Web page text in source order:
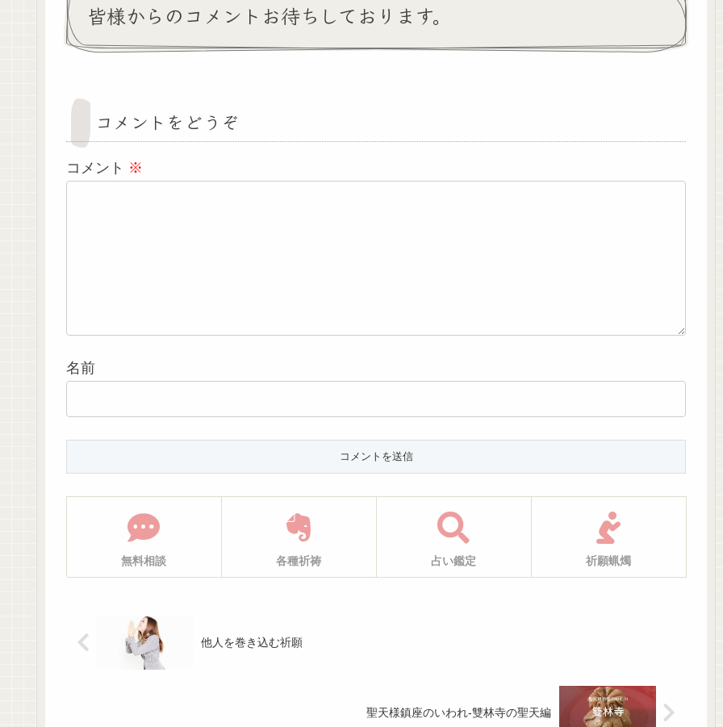
皆様からのコメントお待ちしております。
コメントをどうぞ
コメント ※
名前
無料相談 各種祈祷 占い鑑定 祈願蝋燭
他人を巻き込む祈願
聖天様鎮座のいわれ-雙林寺の聖天編